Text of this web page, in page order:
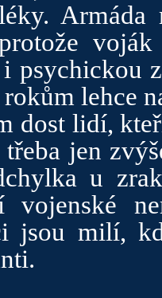
Armáda
psychickou
lehce
dost lidí,
jen
u
vojenské
jsou milí,